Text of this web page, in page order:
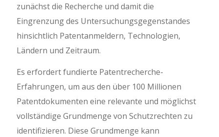
zunächst die Recherche und damit die
Eingrenzung des Untersuchungsgegenstandes
hinsichtlich Patentanmeldern, Technologien,
Ländern und Zeitraum.
Es erfordert fundierte Patentrecherche-
Erfahrungen, um aus den über 100 Millionen
Patentdokumenten eine relevante und möglichst
vollständige Grundmenge von Schutzrechten zu
identifizieren. Diese Grundmenge kann